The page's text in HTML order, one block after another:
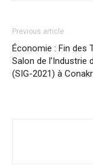
Previous article
Économie : Fin des
Salon de l’Industrie
(SIG-2021) à